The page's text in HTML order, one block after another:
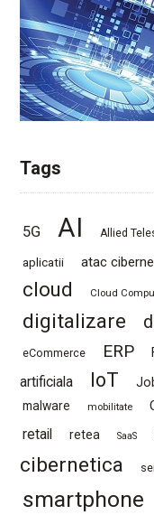
Tags
5G AI Allied
aplicatii atac
cloud Cloud
digitalizare
eCommerce ERP
artificiala
IoT
malware mobilitate
retail retea SaaS
cibernetica
smartphone